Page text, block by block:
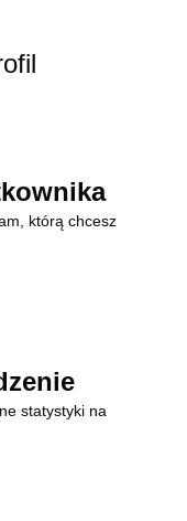
którą chcesz
statystyki na